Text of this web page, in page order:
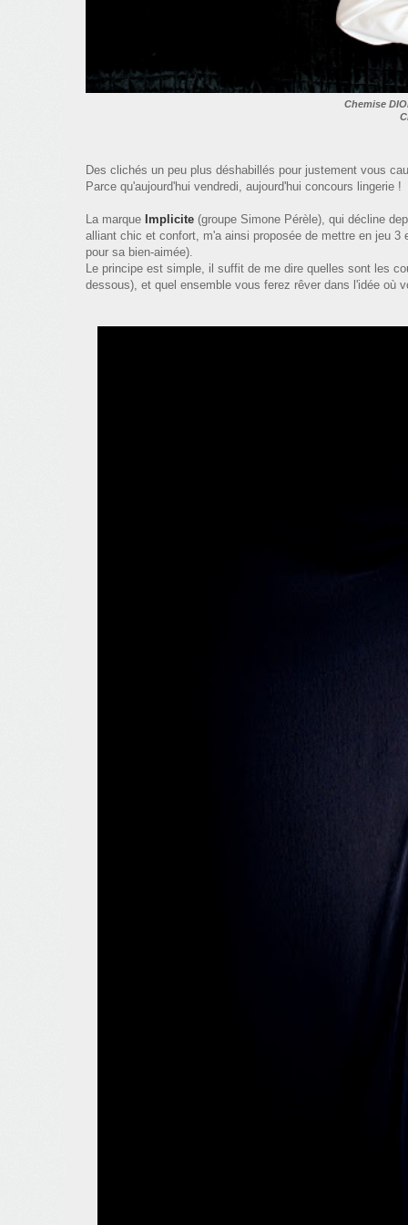
Chemise
Des clichés un peu plus déshabillés pour justement vous
Parce qu'aujourd'hui vendredi, aujourd'hui concours lingerie !
La marque Implicite (groupe Simone Pérèle), qui décline
alliant chic et confort, m'a ainsi proposée de mettre en jeu
pour sa bien-aimée).
Le principe est simple, il suffit de me dire quelles sont les
dessous), et quel ensemble vous ferez rêver dans l'idée